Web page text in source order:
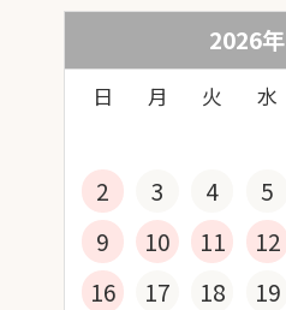
2026年
日 月 火 水
2
3 4 5
9
10 11 12
16
17 18 19